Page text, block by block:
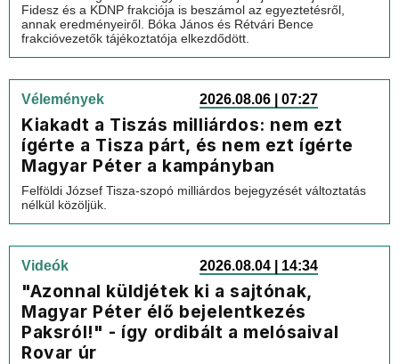
Fidesz és a KDNP frakciója is beszámol az egyeztetésről,
annak eredményeiről. Bóka János és Rétvári Bence
frakcióvezetők tájékoztatója elkezdődött.
Vélemények 2026.08.06 | 07:27
Kiakadt a Tiszás milliárdos: nem ezt
ígérte a Tisza párt, és nem ezt ígérte
Magyar Péter a kampányban
Felföldi József Tisza-szopó milliárdos bejegyzését változtatás
nélkül közöljük.
Videók 2026.08.04 | 14:34
"Azonnal küldjétek ki a sajtónak,
Magyar Péter élő bejelentkezés
Paksról!" - így ordibált a melósaival
Rovar úr